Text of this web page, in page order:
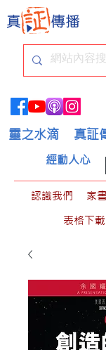
靈之水滴 真証
經動人心
認識我們 家
表格下載